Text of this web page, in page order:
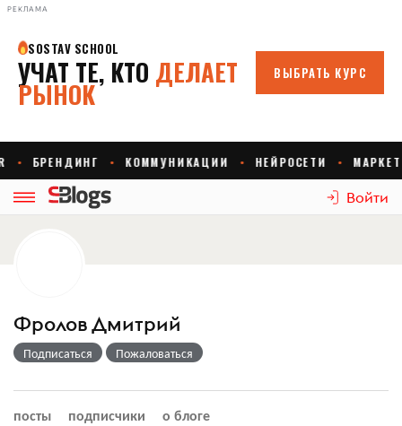
РЕКЛАМА
Войти
Фролов Дмитрий
Подписаться Пожаловаться
посты подписчики о блоге